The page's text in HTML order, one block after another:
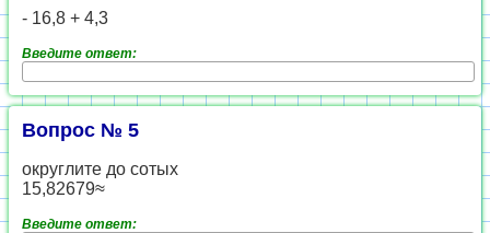
- 16,8 + 4,3
Введите ответ:
Вопрос № 5
округлите до сотых
15,82679≈
Введите ответ: